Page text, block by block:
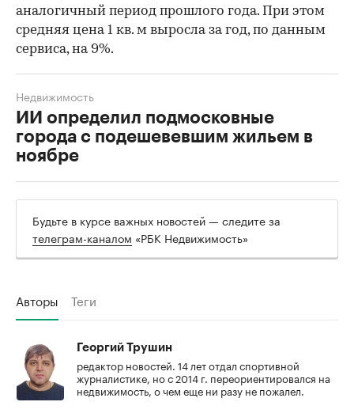
аналогичный период прошлого года. При этом
средняя цена 1 кв. м выросла за год, по данным
сервиса, на 9%.
ИИ определил подмосковные
города с подешевевшим жильем в
ноябре
Недвижимость
Будьте в курсе важных новостей — следите за
телеграм-каналом «РБК Недвижимость»
Авторы Теги
Георгий Трушин
редактор новостей. 14 лет отдал спортивной
журналистике, но с 2014 г. переориентировался на
недвижимость, о чем еще ни разу не пожалел.